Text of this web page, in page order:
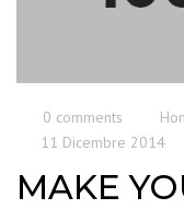
0 comments
11 Dicembre 2014
MAKE